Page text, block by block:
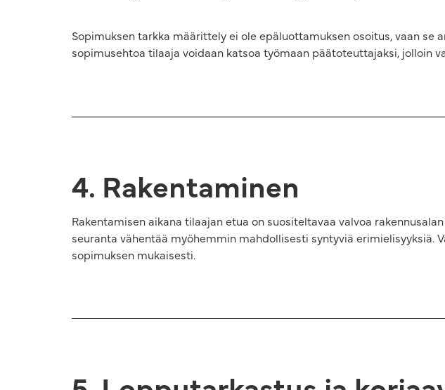
Sopimuksen tarkka määrittely ei ole epäluottamuksen osoitus, vaan
sopimusehtoa tilaaja voidaan katsoa työmaan päätoteuttajaksi, jolloin
4. Rakentaminen
Rakentamisen aikana tilaajan etua on suositeltavaa valvoa
seuranta vähentää myöhemmin mahdollisesti syntyviä
sopimuksen mukaisesti.